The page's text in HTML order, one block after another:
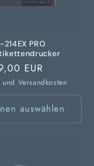
PRO
EUR
Versandkosten
auswählen